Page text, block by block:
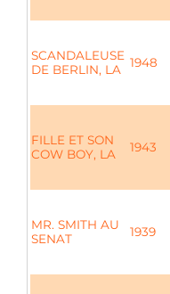
SCANDALEUSE
DE BERLIN, LA
1948
FILLE ET SON
COW BOY, LA
1943
MR. SMITH AU
SENAT
1939